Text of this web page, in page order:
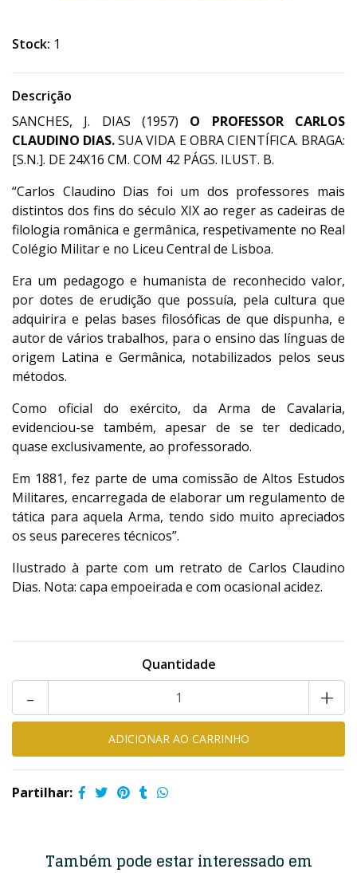
Stock: 1
Descrição
SANCHES, J. DIAS (1957) O PROFESSOR CARLOS
CLAUDINO DIAS.SUA VIDA E OBRA CIENTÍFICA. BRAGA:
[S.N.]. DE 24X16 CM. COM 42 PÁGS. ILUST. B.
“Carlos Claudino Dias foi um dos professores mais
distintos dos fins do século XIX ao reger as cadeiras de
filologia românica e germânica, respetivamente no Real
Colégio Militar e no Liceu Central de Lisboa.
Era um pedagogo e humanista de reconhecido valor,
por dotes de erudição que possuía, pela cultura que
adquirira e pelas bases filosóficas de que dispunha, e
autor de vários trabalhos, para o ensino das línguas de
origem Latina e Germânica, notabilizados pelos seus
métodos.
Como oficial do exército, da Arma de Cavalaria,
evidenciou-se também, apesar de se ter dedicado,
quase exclusivamente, ao professorado.
Em 1881, fez parte de uma comissão de Altos Estudos
Militares, encarregada de elaborar um regulamento de
tática para aquela Arma, tendo sido muito apreciados
os seus pareceres técnicos”.
Ilustrado à parte com um retrato de Carlos Claudino
Dias. Nota: capa empoeirada e com ocasional acidez.
Quantidade
+
-
Partilhar:
Também pode estar interessado em